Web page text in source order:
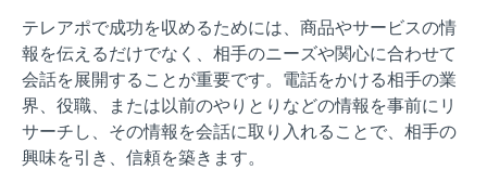
テレアポで成功を収めるためには、商品やサービスの情
報を伝えるだけでなく、相手のニーズや関心に合わせて
会話を展開することが重要です。電話をかける相手の業
界、役職、または以前のやりとりなどの情報を事前にリ
サーチし、その情報を会話に取り入れることで、相手の
興味を引き、信頼を築きます。